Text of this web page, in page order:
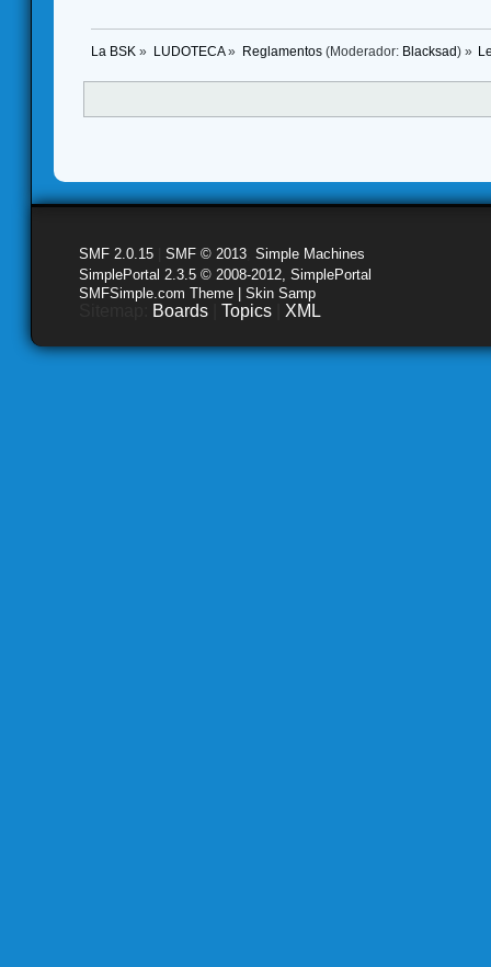
La BSK » LUDOTECA» Reglamentos(Moderador: Blacksad) »
SMF 2.0.15 SMF © 2013 Simple Machines
SimplePortal 2.3.5 © 2008-2012, SimplePortal
SMFSimple.com Theme | Skin Samp
Boards Topics XML